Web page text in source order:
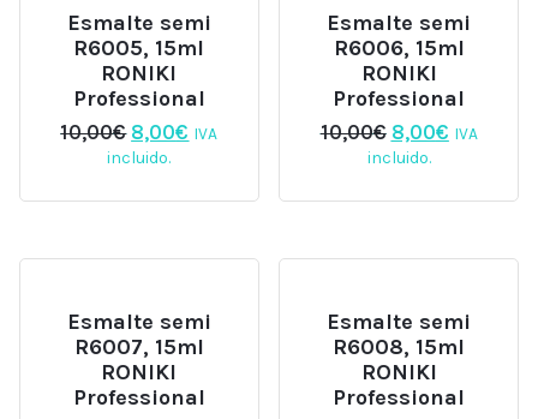
Esmalte semi
R6005, 15ml
RONIKI
Professional
10,00€ El
precio
era:
8,00€ El
es:
IVA
incluido.
Esmalte semi
R6006, 15ml
RONIKI
Professional
10,00€ El
precio
era:
8,00€El
es:
IVA
incluido.
Esmalte semi
R6007, 15ml
RONIKI
Professional
Esmalte semi
R6008, 15ml
RONIKI
Professional